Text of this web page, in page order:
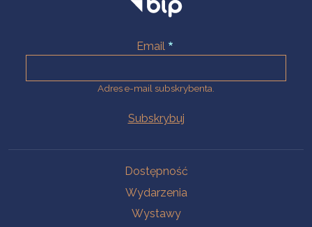
Email
Adres e-mail subskrybenta.
Dostępność
Wydarzenia
Wystawy